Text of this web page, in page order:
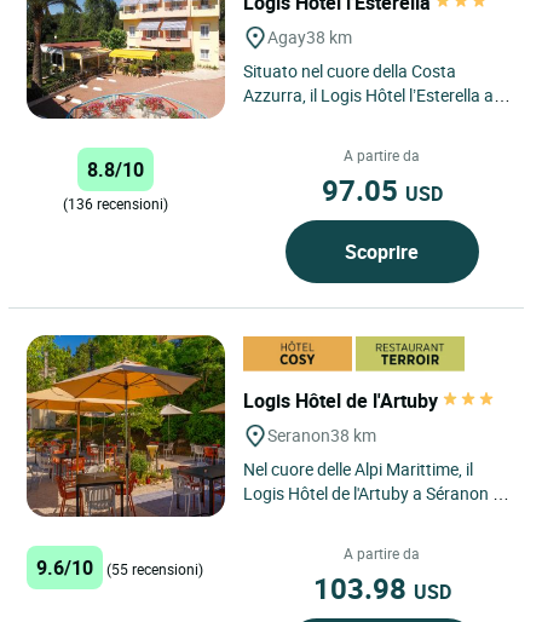
Agay38 km
Situato nel cuore della Costa
Azzurra, il Logis Hôtel l’Esterella ad
8.8/10
(136 recensioni)
A partire da
97.05 USD
Scoprire
Logis Hôtel de l'Artuby
Seranon38 km
Nel cuore delle Alpi Marittime, il
Logis Hôtel de l'Artuby a Séranon si
9.6/10 (55 recensioni)
A partire da
103.98 USD